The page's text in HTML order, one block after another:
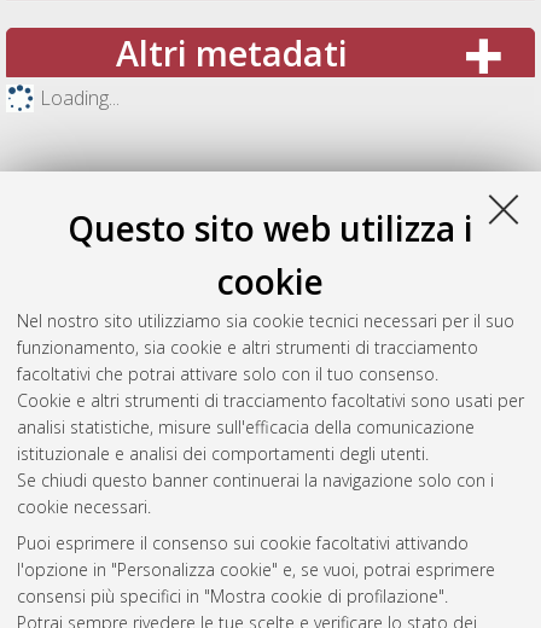
Questo sito web utilizza i
cookie
Nel nostro sito utilizziamo sia cookie tecnici necessari per il suo
funzionamento, sia cookie e altri strumenti di tracciamento
facoltativi che potrai attivare solo con il tuo consenso.
Cookie e altri strumenti di tracciamento facoltativi sono usati per
analisi statistiche, misure sull'efficacia della comunicazione
istituzionale e analisi dei comportamenti degli utenti.
Se chiudi questo banner continuerai la navigazione solo con i
cookie necessari.
Puoi esprimere il consenso sui cookie facoltativi attivando
l'opzione in "Personalizza cookie" e, se vuoi, potrai esprimere
consensi più specifici in "Mostra cookie di profilazione".
Potrai sempre rivedere le tue scelte e verificare lo stato dei
Altri metadati
Loading...
Gestione del documento:
Atom
Rss 1.0
Rss 2.0